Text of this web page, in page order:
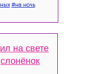
#на ночь
на свете
слонёнок